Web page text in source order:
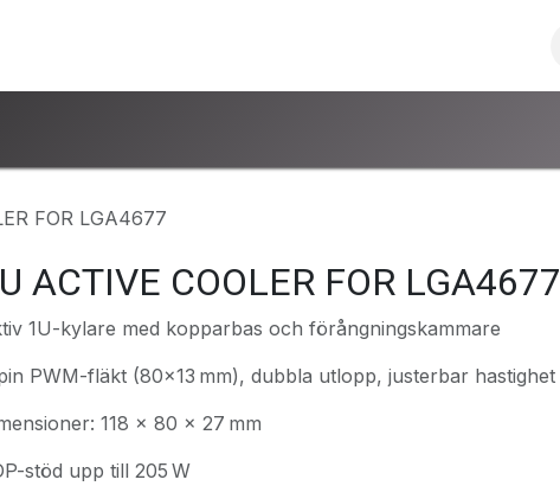
FOR LGA4677
ACTIVE COOLER FOR LGA4677
1U-kylare med kopparbas och förångningskammare
PWM-fläkt (80×13 mm), dubbla utlopp, justerbar hastighet
118 × 80 × 27 mm
stöd upp till 205 W